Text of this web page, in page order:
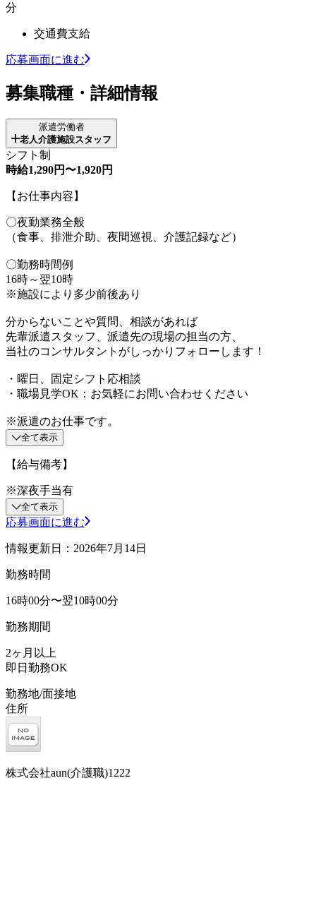
分
交通費支給
応募画面に進む
募集職種・詳細情報
派遣労働者
老人介護施設スタッフ
シフト制
時給1,290円〜1,920円
【お仕事内容】
〇夜勤業務全般
（食事、排泄介助、夜間巡視、介護記録など）
〇勤務時間例
16時～翌10時
※施設により多少前後あり
分からないことや質問、相談があれば
先輩派遣スタッフ、派遣先の現場の担当の方、
当社のコンサルタントがしっかりフォローします！
・曜日、固定シフト応相談
・職場見学OK：お気軽にお問い合わせください
※派遣のお仕事です。
全て表示
【給与備考】
※深夜手当有
全て表示
応募画面に進む
情報更新日：2026年7月14日
勤務時間
16時00分〜翌10時00分
勤務期間
2ヶ月以上
即日勤務OK
勤務地/面接地
住所
株式会社aun(介護職)1222